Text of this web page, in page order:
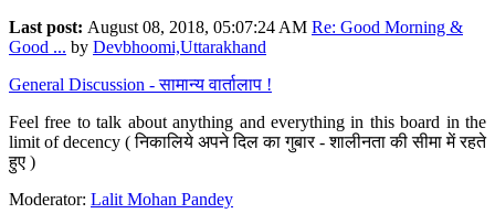
Last post: August 08, 2018, 05:07:24 AM Re: Good Morning &
Good ... by Devbhoomi,Uttarakhand
General Discussion - सामान्य वार्तालाप !
Feel free to talk about anything and everything in this board in the
limit of decency ( निकालिये अपने दिल का गुबार - शालीनता की सीमा में रहते
हुए )
Moderator: Lalit Mohan Pandey